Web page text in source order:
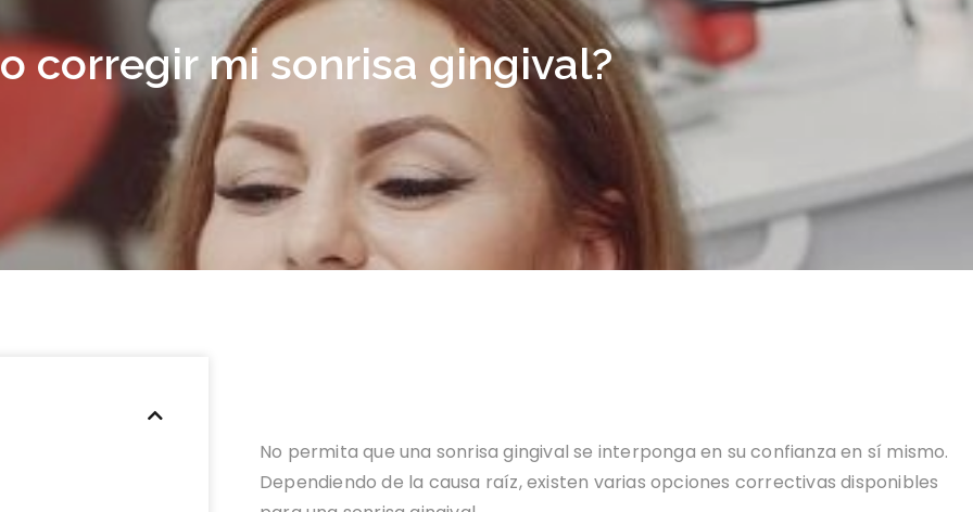
corregir mi sonrisa gingival?
No permita que una sonrisa gingival se interponga en su confianza en sí mismo.
Dependiendo de la causa raíz, existen varias opciones correctivas disponibles